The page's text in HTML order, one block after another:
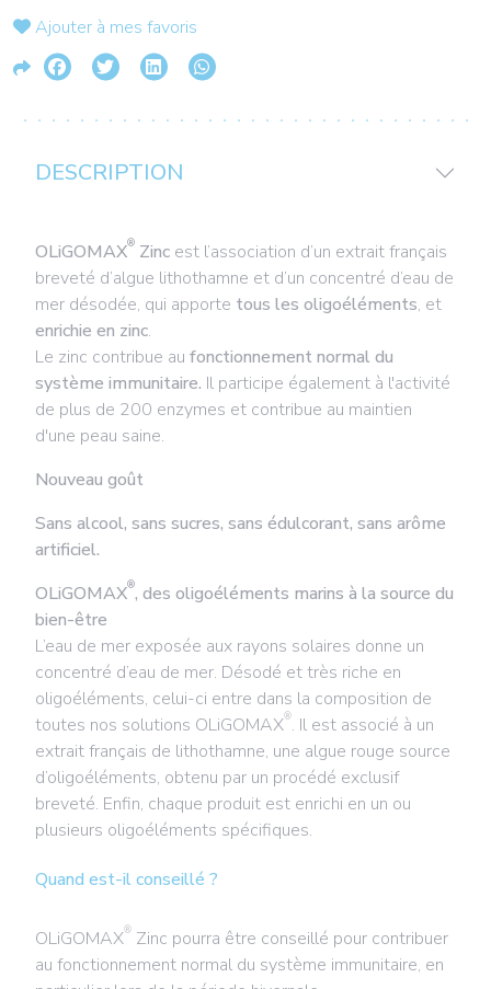
Ajouter à mes favoris
DESCRIPTION
OLiGOMAX® Zinc est l’association d’un extrait français
breveté d’algue lithothamne et d’un concentré d’eau de
mer désodée, qui apporte tous les oligoéléments, et
enrichie en zinc.
Le zinc contribue au fonctionnement normal du
système immunitaire. Il participe également à l'activité
de plus de 200 enzymes et contribue au maintien
d'une peau saine.
Nouveau goût
Sans alcool, sans sucres, sans édulcorant, sans arôme
artificiel.
OLiGOMAX®, des oligoéléments marins à la source du
bien-être
L’eau de mer exposée aux rayons solaires donne un
concentré d’eau de mer. Désodé et très riche en
oligoéléments, celui-ci entre dans la composition de
toutes nos solutions OLiGOMAX®. Il est associé à un
extrait français de lithothamne, une algue rouge source
d’oligoéléments, obtenu par un procédé exclusif
breveté. Enfin, chaque produit est enrichi en un ou
plusieurs oligoéléments spécifiques.
Quand est-il conseillé ?
OLiGOMAX® Zinc pourra être conseillé pour contribuer
au fonctionnement normal du système immunitaire, en